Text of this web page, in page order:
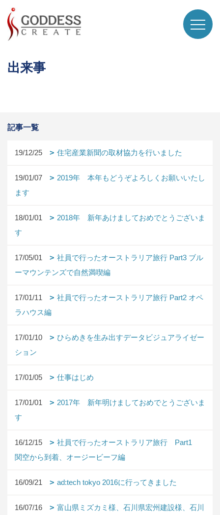
出来事
記事一覧
19/12/25 住宅産業新聞の取材協力を行いました
19/01/07
2019年 本年もどうぞよろしくお願いいたし
ます
18/01/01
2018年 新年あけましておめでとうございま
す
17/05/01
社員で行ったオーストラリア旅行 Part3 ブル
ーマウンテンズで自然満喫編
17/01/11
社員で行ったオーストラリア旅行 Part2 オペ
ラハウス編
17/01/10
ひらめきを生み出すデータビジュアライゼー
ション
17/01/05 仕事はじめ
17/01/01
2017年 新年明けましておめでとうございま
す
16/12/15
社員で行ったオーストラリア旅行 Part1
関空から到着、オージービーフ編
16/09/21 ad:tech tokyo 2016に行ってきました
16/07/16
富山県ミズカミ様、石川県宏州建設様、石川